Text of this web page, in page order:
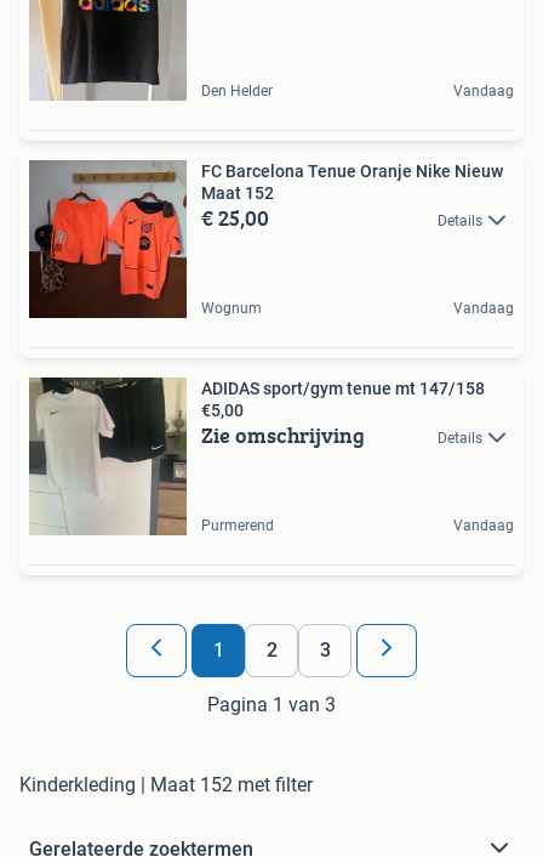
Den Helder Vandaag
FC Barcelona Tenue Oranje Nike Nieuw
Maat 152
€ 25,00 Details
Wognum Vandaag
ADIDAS sport/gym tenue mt 147/158
€5,00
Zie omschrijving Details
Purmerend Vandaag
1 2 3
Pagina 1 van 3
Kinderkleding | Maat 152 met filter
Gerelateerde zoektermen